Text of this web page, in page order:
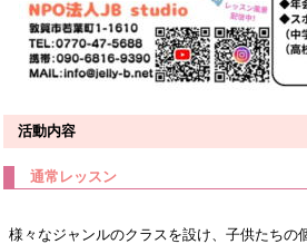
活動内容
通常レッスン
様々なジャンルのクラスを設け、子供たちの